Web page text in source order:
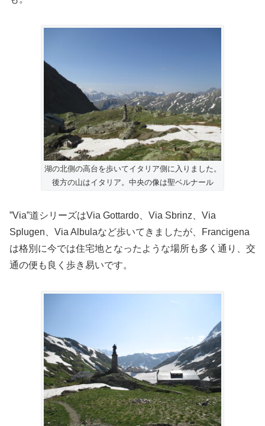
湖の北側の高台を歩いてイタリア側に入りました。
後方の山はイタリア。中央の像は聖ベルナール
”Via”道シリーズはVia Gottardo、Via Sbrinz、Via
Splugen、Via Albulaなど歩いてきましたが、Francigena
は格別に今では住宅地となったような場所も多く通り、交
通の便も良く歩き易いです。